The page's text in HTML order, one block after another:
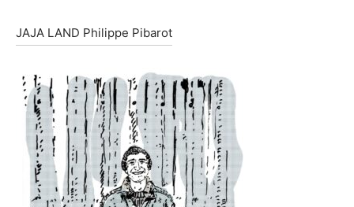
JAJA LAND Philippe Pibarot